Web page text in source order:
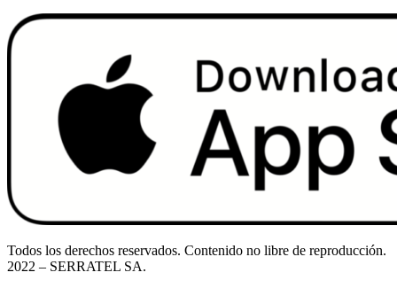
Todos los derechos reservados. Contenido no libre de reproducción.
2022 – SERRATEL SA.